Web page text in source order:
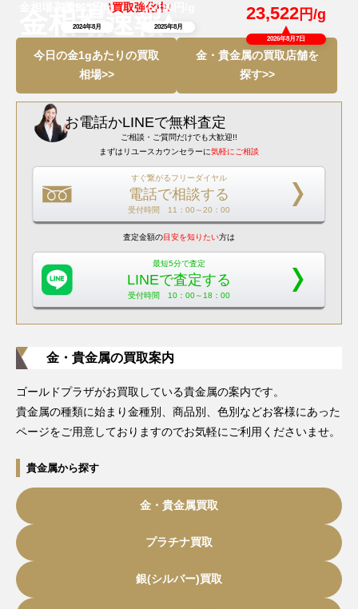
金相場速報
金相場高騰につき\買取強化中/
円/g
2024年8月
16,190
2025年8月
23,522円/g
2026年8月7日
今日の金1gあたりの買取
相場>>
金・貴金属の買取店舗を
探す>>
お電話かLINEで無料査定
ご相談・ご質問だけでも大歓迎!!
まずはリユースカウンセラーに気軽にご相談
すぐ繋がるフリーダイヤル
電話で相談する
受付時間 11：00～20：00
査定金額の目安を知りたい方は
最短5分で査定
LINEで査定する
受付時間 10：00～18：00
金・貴金属の買取案内
ゴールドプラザがお買取している貴金属の案内です。
貴金属の種類に始まり金種別、商品別、色別などお客様にあった
ページをご用意しておりますのでお気軽にご利用くださいませ。
貴金属から探す
金・貴金属買取
プラチナ買取
銀(シルバー)買取